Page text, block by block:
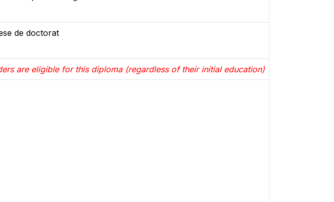
de doctorat
are eligible for this diploma (regardless of their initial education)